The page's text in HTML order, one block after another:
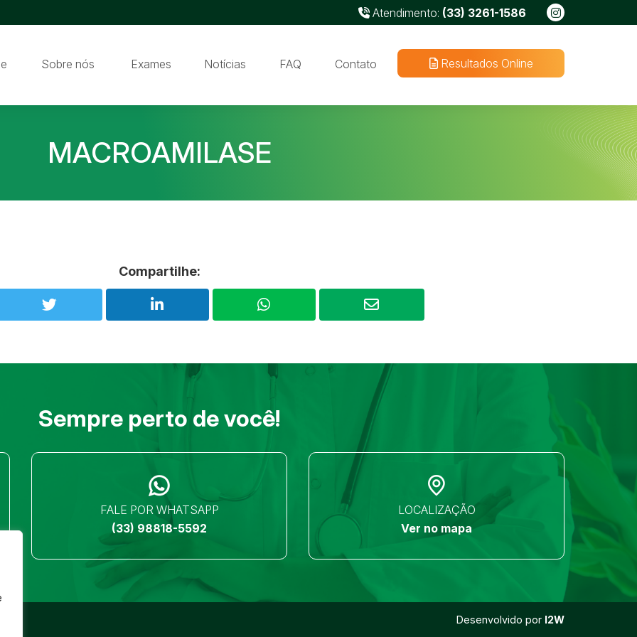
Atendimento: (33) 3261-1586
Sobre nós Exames Notícias FAQ Contato Resultados Online
MACROAMILASE
Compartilhe:
Sempre perto de você!
FALE POR WHATSAPP
(33) 98818-5592
LOCALIZAÇÃO
Ver no mapa
Desenvolvido por I2W